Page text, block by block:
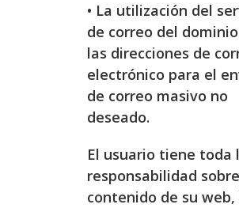
• La utilización del
de correo del
las direcciones de
electrónico para el
de correo masivo no
deseado.
El usuario tiene toda
responsabilidad
contenido de su web,